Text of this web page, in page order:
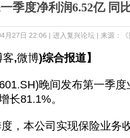
季度净利润6.52亿 同
月27日 22:06 | 进入复兴论坛| 来源：
客,微博)综合报道】
晚间发布第一季度
长81.1%。
本公司实现保险业务